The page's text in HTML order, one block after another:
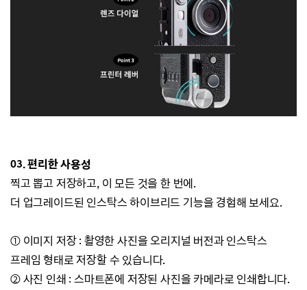
03. 편리한 사용성
찍고 뽑고 저장하고, 이 모든 것을 한 번에.
더 업그레이드된 인스탁스 하이브리드 기능을 경험해 보세요.
① 이미지 저장 : 촬영한 사진을 오리지널 버전과 인스탁스
프레임 형태로 저장할 수 있습니다.
② 사진 인쇄 : 스마트폰에 저장된 사진을 카메라로 인쇄합니다.